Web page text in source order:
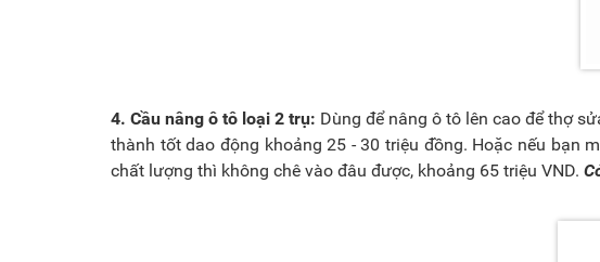
4. Cầu nâng ô tô loại 2 trụ: Dùng để nâng ô tô lên cao để thợ
thành tốt dao động khoảng 25 - 30 triệu đồng. Hoặc nếu bạn
chất lượng thì không chê vào đâu được, khoảng 65 triệu VND.